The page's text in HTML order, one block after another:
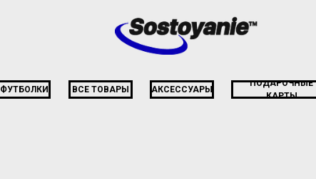
ФУТБОЛКИ ВСЕ ТОВАРЫ АКСЕССУАРЫ
ПОДАРОЧНЫЕ
КАРТЫ